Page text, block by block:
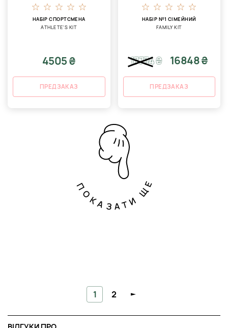
НАБІР СПОРТСМЕНА
ATHLETE'S KIT
4505 ₴
ПРЕДЗАКАЗ
НАБІР №1 СІМЕЙНИЙ
FAMILY KIT
17734₴ 16848 ₴
ПРЕДЗАКАЗ
ПОКАЗАТИ ЩЕ
1 2